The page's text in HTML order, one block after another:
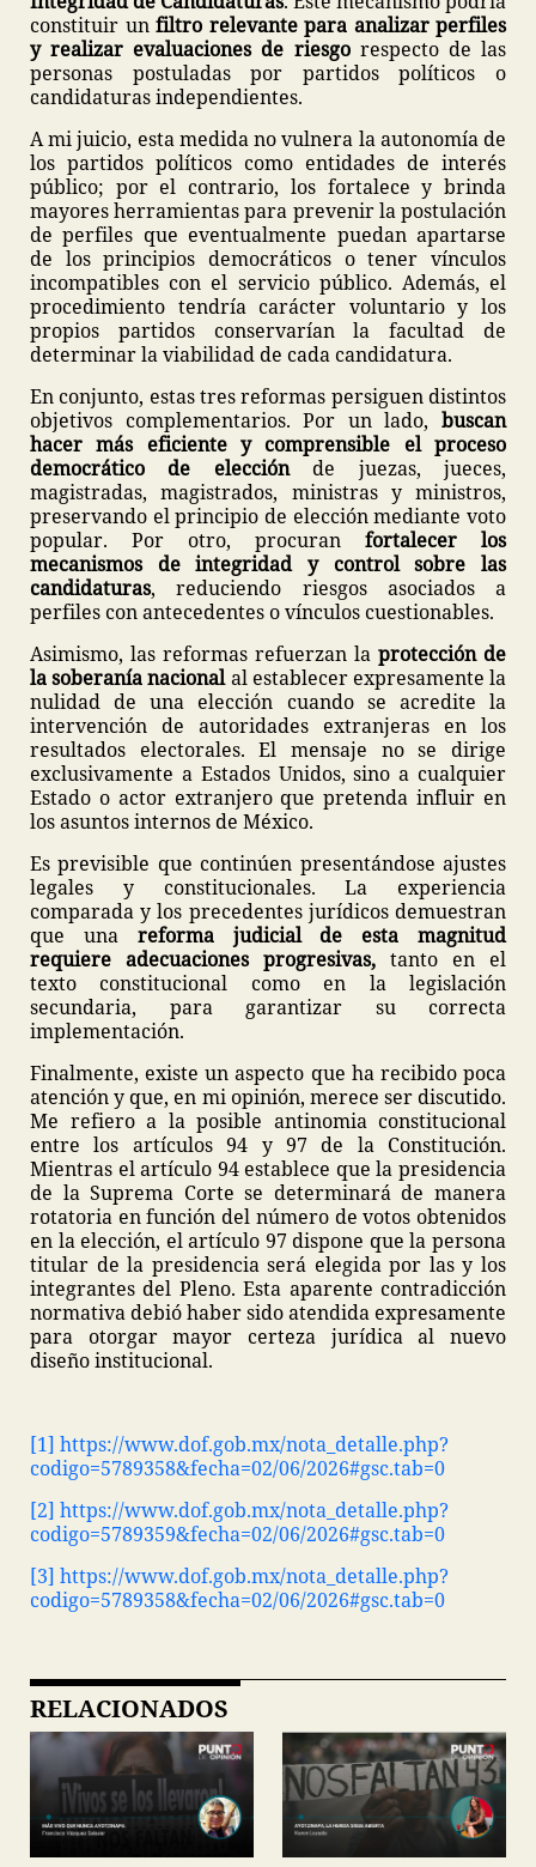
constituir un filtro relevante para analizar perfiles
y realizar evaluaciones de riesgorespecto de las
personas postuladas por partidos políticos o
candidaturas independientes.
A mi juicio, esta medida no vulnera la autonomía de
los partidos políticos como entidades de interés
público; por el contrario, los fortalece y brinda
mayores herramientas para prevenir la postulación
de perfiles que eventualmente puedan apartarse
de los principios democráticos o tener vínculos
incompatibles con el servicio público. Además, el
procedimiento tendría carácter voluntario y los
propios partidos conservarían la facultad de
determinar la viabilidad de cada candidatura.
En conjunto, estas tres reformas persiguen distintos
objetivos complementarios. Por un lado, buscan
hacer más eficiente y comprensible el proceso
democrático de elecciónde juezas, jueces,
magistradas, magistrados, ministras y ministros,
preservando el principio de elección mediante voto
popular. Por otro, procuran fortalecer los
mecanismos de integridad y control sobre las
candidaturas, reduciendo riesgos asociados a
perfiles con antecedentes o vínculos cuestionables.
Asimismo, las reformas refuerzan la protección de
la soberanía nacionalal establecer expresamente la
nulidad de una elección cuando se acredite la
intervención de autoridades extranjeras en los
resultados electorales. El mensaje no se dirige
exclusivamente a Estados Unidos, sino a cualquier
Estado o actor extranjero que pretenda influir en
los asuntos internos de México.
Es previsible que continúen presentándose ajustes
legales y constitucionales. La experiencia
comparada y los precedentes jurídicos demuestran
que una reforma judicial de esta magnitud
requiere adecuaciones progresivas, tanto en el
texto constitucional como en la legislación
secundaria, para garantizar su correcta
implementación.
Finalmente, existe un aspecto que ha recibido poca
atención y que, en mi opinión, merece ser discutido.
Me refiero a la posible antinomia constitucional
entre los artículos 94 y 97 de la Constitución.
Mientras el artículo 94 establece que la presidencia
de la Suprema Corte se determinará de manera
rotatoria en función del número de votos obtenidos
en la elección, el artículo 97 dispone que la persona
titular de la presidencia será elegida por las y los
integrantes del Pleno. Esta aparente contradicción
normativa debió haber sido atendida expresamente
para otorgar mayor certeza jurídica al nuevo
diseño institucional.
[1] https://www.dof.gob.mx/nota_detalle.php?
codigo=5789358&fecha=02/06/2026#gsc.tab=0
[2] https://www.dof.gob.mx/nota_detalle.php?
codigo=5789359&fecha=02/06/2026#gsc.tab=0
[3] https://www.dof.gob.mx/nota_detalle.php?
codigo=5789358&fecha=02/06/2026#gsc.tab=0
RELACIONADOS